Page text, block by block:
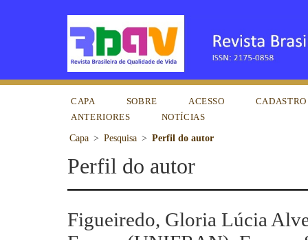
CAPA SOBRE ACESSO
CADASTRO
ANTERIORES
NOTÍCIAS
Capa > Pesquisa > Perfil do autor
Perfil do autor
Figueiredo, Gloria Lúcia